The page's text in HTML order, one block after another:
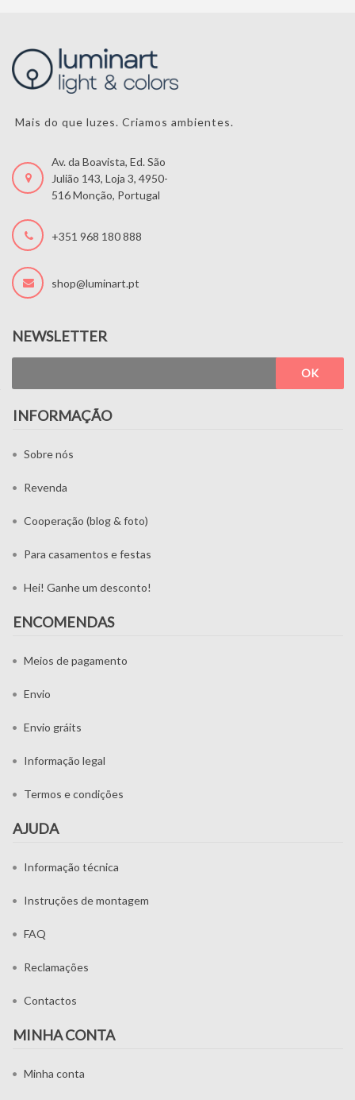
Mais do que luzes. Criamos ambientes.
Av. da Boavista, Ed. São
Julião 143, Loja 3, 4950-
516 Monção, Portugal
+351 968 180 888
shop@luminart.pt
NEWSLETTER
OK
INFORMAÇÃO
Sobre nós
Revenda
Cooperação (blog & foto)
Para casamentos e festas
Hei! Ganhe um desconto!
ENCOMENDAS
Meios de pagamento
Envio
Envio gráits
Informação legal
Termos e condições
AJUDA
Informação técnica
Instruções de montagem
FAQ
Reclamações
Contactos
MINHA CONTA
Minha conta